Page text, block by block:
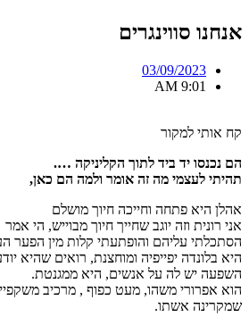
אנחנו סווינגרים
03/09/2023
9:01 AM
קח אותי למקור
הם נכנסו יד ביד לתוך הקליניקה ….
תהיתי לעצמי מה זה אומר ולמה הם כאן,
אהלן היא פתחה וחייכה חיוך מושלם
אני רונית וזה יוגב שחייך חיוך מבוייש, הי אמר
הסתכלתי עליהם והופתעתי קלות מין הפער
היא בלונדה יפייפיה ומוחצנת, רואים שהיא
השפעה יש לה על אנשים, היא ממגנטת.
הוא אפרורי משהו, מעט כפוף , מרכיב
שמקרינה אשתו.